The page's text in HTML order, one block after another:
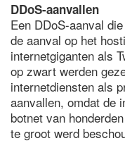
DDoS-aanvallen
Een DDoS-aanval
de aanval op het
internetgiganten als
op zwart werden
internetdiensten als
aanvallen, omdat de
botnet van
te groot werd